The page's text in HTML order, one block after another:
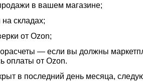
в вашем магазине;
на складах;
от Ozon;
— если вы должны
оплаты от Ozon.
в последний день месяца,